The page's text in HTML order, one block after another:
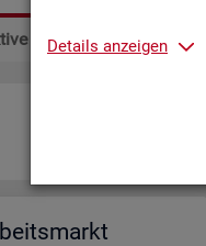
Details anzeigen
Statistiken